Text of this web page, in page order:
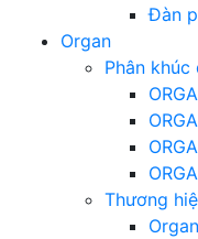
Đàn
Organ
Phân khúc
Thương